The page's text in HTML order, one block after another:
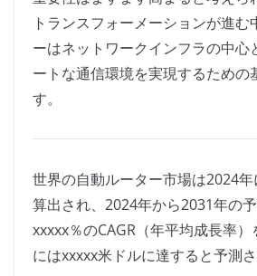
トランスフォーメーションが進む
ーはネットワークインフラの中心
ートな通信環境を実現するための
す。
世界の自動ルーター市場は2024
算出され、2024年から2031年の
xxxxx％のCAGR（年平均成長率
にはxxxxx米ドルに達すると予測さ